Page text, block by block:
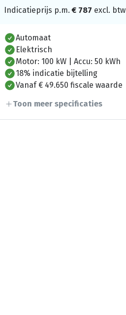
Indicatieprijs p.m.€ 787 excl. btw
Automaat
Elektrisch
Motor: 100 kW | Accu: 50 kWh
18% indicatie bijtelling
Vanaf € 49.650 fiscale waarde
Toon meer specificaties